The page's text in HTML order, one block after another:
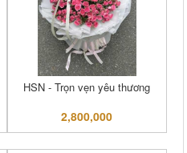
HSN - Trọn vẹn yêu thương
2,800,000